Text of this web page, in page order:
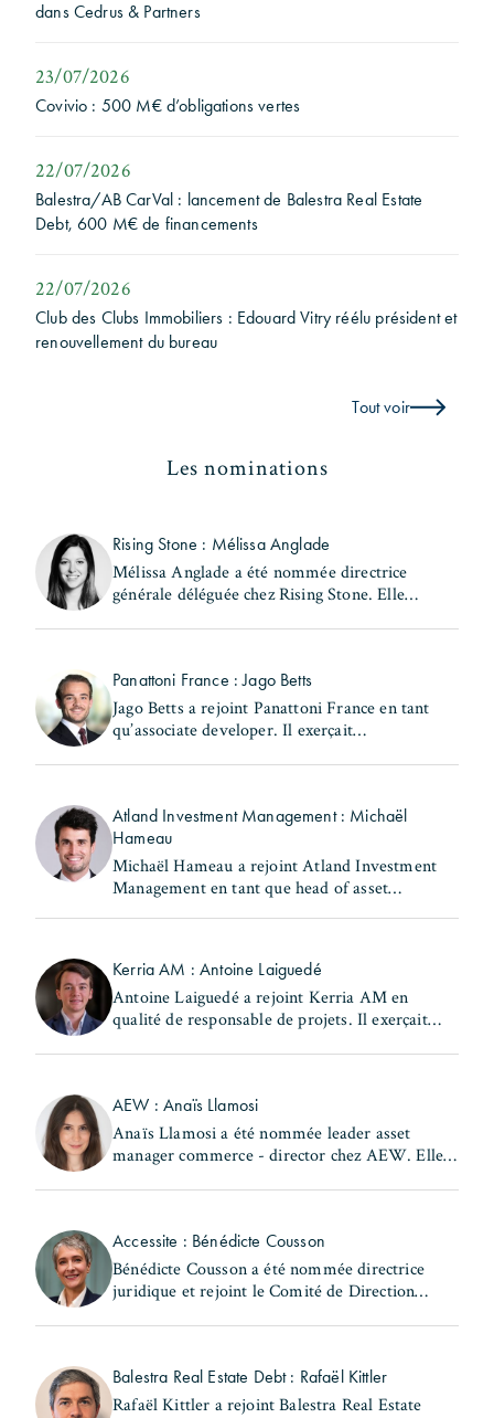
dans Cedrus & Partners
23/07/2026
Covivio : 500 M€ d’obligations vertes
22/07/2026
Balestra/AB CarVal : lancement de Balestra Real Estate
Debt, 600 M€ de financements
22/07/2026
Club des Clubs Immobiliers : Edouard Vitry réélu président et
renouvellement du bureau
Tout voir
Les nominations
Rising Stone : Mélissa Anglade
Mélissa Anglade a été nommée directrice
générale déléguée chez Rising Stone. Elle
Panattoni France : Jago Betts
Jago Betts a rejoint Panattoni France en tant
qu’associate developer. Il exerçait
Atland Investment Management : Michaël
Hameau
Michaël Hameau a rejoint Atland Investment
Management en tant que head of asset
Kerria AM : Antoine Laiguedé
Antoine Laiguedé a rejoint Kerria AM en
qualité de responsable de projets. Il exerçait
AEW : Anaïs Llamosi
Anaïs Llamosi a été nommée leader asset
manager commerce - director chez AEW. Elle
Accessite : Bénédicte Cousson
Bénédicte Cousson a été nommée directrice
juridique et rejoint le Comité de Direction
Balestra Real Estate Debt : Rafaël Kittler
Rafaël Kittler a rejoint Balestra Real Estate